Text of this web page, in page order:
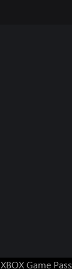
XBOX Game Pass